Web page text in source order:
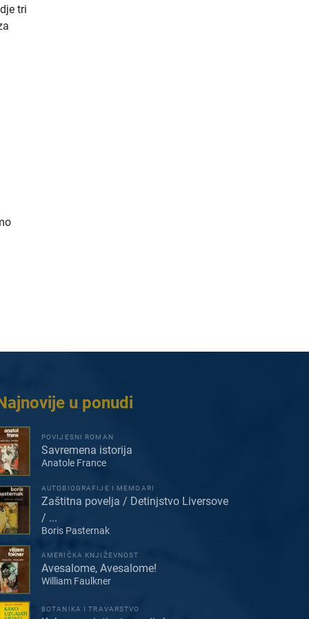
tri
u ponudi
POVIJESNI ROMAN
Savremena istorija
Anatole France
AUTOBIOGRAFIJE I MEMOARI
Zaštitna povelja / Detinjstvo Liversove
/ ...
Boris Pasternak
AMERIČKA KNJIŽEVNOST
Avesalome, Avesalome!
William Faulkner
BOTANIKA I TRAVARSTVO